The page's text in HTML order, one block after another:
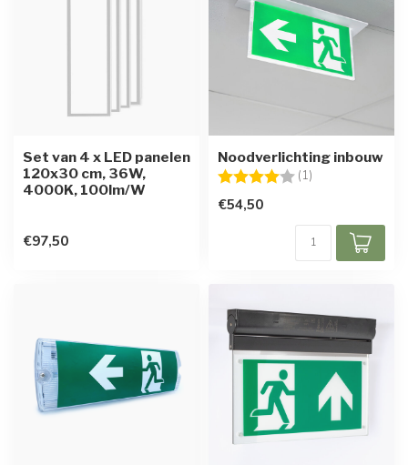
Set van 4 x LED panelen
120x30 cm, 36W,
4000K, 100lm/W
€97,50
Noodverlichting inbouw
Beoordeling: (1)
€54,50